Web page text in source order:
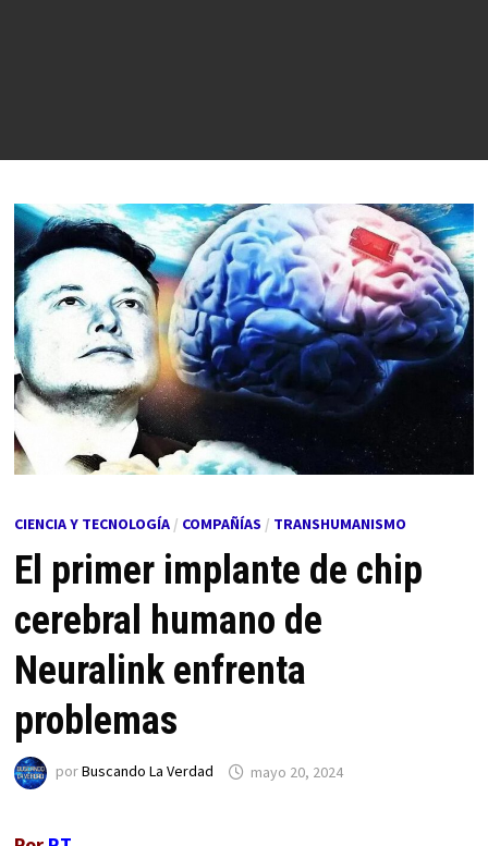
CIENCIA Y TECNOLOGÍA/ COMPAÑÍAS / TRANSHUMANISMO
El primer implante de chip
cerebral humano de
Neuralink enfrenta
problemas
porBuscando La Verdad mayo 20, 2024